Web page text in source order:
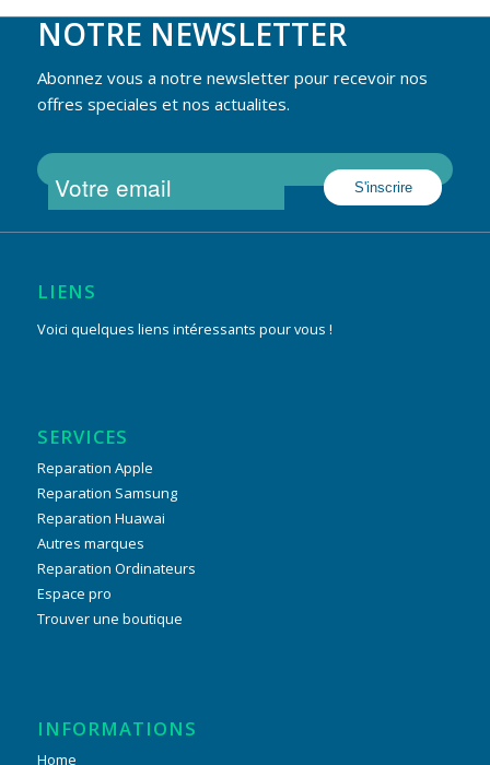
NOTRE NEWSLETTER
Abonnez vous a notre newsletter pour recevoir nos
offres speciales et nos actualites.
LIENS
Voici quelques liens intéressants pour vous !
SERVICES
Reparation Apple
Reparation Samsung
Reparation Huawai
Autres marques
Reparation Ordinateurs
Espace pro
Trouver une boutique
INFORMATIONS
Home